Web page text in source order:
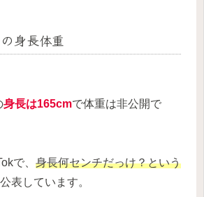
身長体重
身長は165cmで体重は非公開で
で、 身長何センチだっけ？という
表しています。